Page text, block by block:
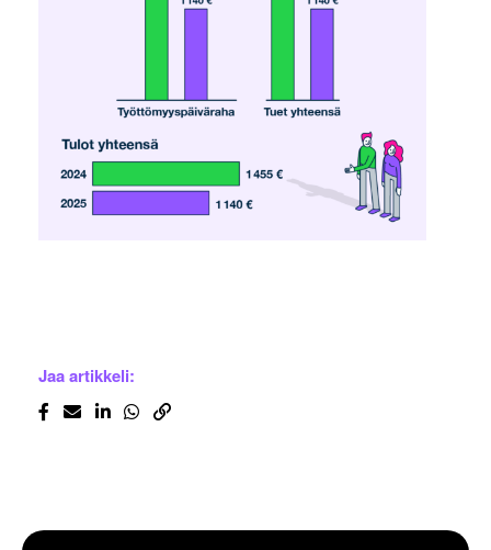
Jaa artikkeli: